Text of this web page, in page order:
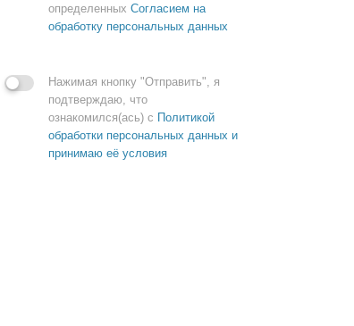
определенных Согласием на
обработку персональных данных
Нажимая кнопку "Отправить", я
подтверждаю, что
ознакомился(ась) с Политикой
обработки персональных данных и
принимаю её условия